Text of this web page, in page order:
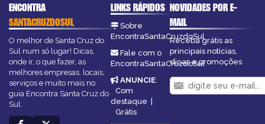
ENCONTRA
SANTACRUZDOSUL
O melhor de Santa Cruz do
Sul num só lugar! Dicas,
onde ir, o que fazer, as
melhores empresas, locais,
serviços e muito mais no
guia Encontra Santa Cruz do
Sul.
LINKS RÁPIDOS
Sobre
EncontraSantaCruzdoSul
Fale com o
EncontraSantaCruzdoSul
ANUNCIE:
Com
destaque |
Grátis
NOVIDADES POR E-
MAIL
Receba grátis as
principais notícias,
dicas e promoções